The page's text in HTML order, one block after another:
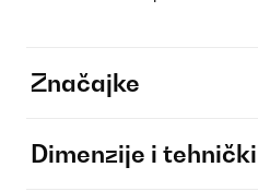
Značajke
Dimenzije i